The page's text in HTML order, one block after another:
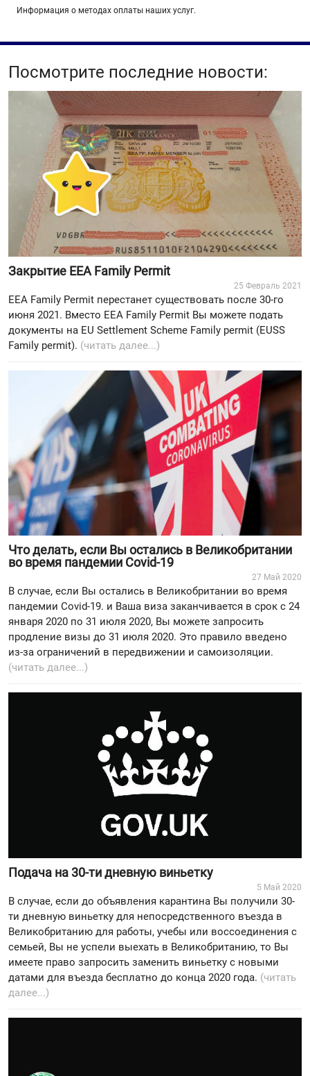
Информация о методах оплаты наших услуг.
Посмотрите последние новости:
Закрытие EEA Family Permit
25 Февраль 2021
EEA Family Permit перестанет существовать после 30-го
июня 2021. Вместо EEA Family Permit Вы можете подать
документы на EU Settlement Scheme Family permit (EUSS
Family permit). (читать далее...)
Что делать, если Вы остались в Великобритании
во время пандемии Covid-19
27 Май 2020
В случае, если Вы остались в Великобритании во время
пандемии Covid-19. и Ваша виза заканчивается в срок с 24
января 2020 по 31 июля 2020, Вы можете запросить
продление визы до 31 июля 2020. Это правило введено
из-за ограничений в передвижении и самоизоляции.
(читать далее...)
Подача на 30-ти дневную виньетку
5 Май 2020
В случае, если до объявления карантина Вы получили 30-
ти дневную виньетку для непосредственного въезда в
Великобританию для работы, учебы или воссоединения с
семьей, Вы не успели выехать в Великобританию, то Вы
имеете право запросить заменить виньетку с новыми
датами для въезда бесплатно до конца 2020 года. (читать
далее...)